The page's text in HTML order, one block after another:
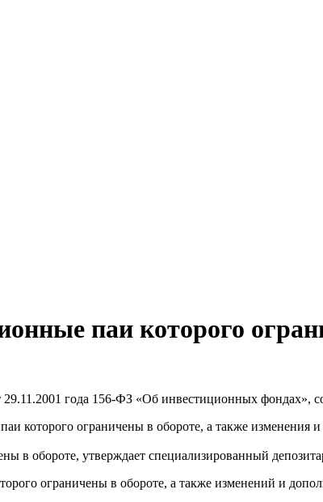
паи которого
года 156-ФЗ «Об инвестиционных фондах»,
ограничены в обороте, а также изменения
в обороте, утверждает специализированный
ограничены в обороте, а также изменений и